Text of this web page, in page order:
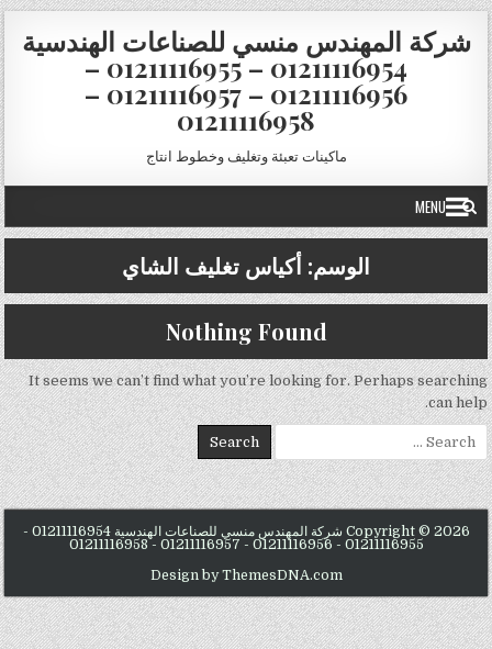
Skip to content
شركة المهندس منسي للصناعات الهندسية
01211116954 – 01211116955 –
01211116956 – 01211116957 –
01211116958
ماكينات تعبئة وتغليف وخطوط انتاج
MENU
الوسم: أكياس تغليف الشاي
Nothing Found
It seems we can’t find what you’re looking for. Perhaps searching
can help.
Search for:
Copyright © 2026 شركة المهندس منسي للصناعات الهندسية 01211116954 -
01211116955 - 01211116956 - 01211116957 - 01211116958
Design by ThemesDNA.com